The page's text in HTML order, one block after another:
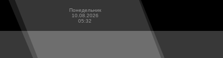
Понедельник
10.08.2026
05:32